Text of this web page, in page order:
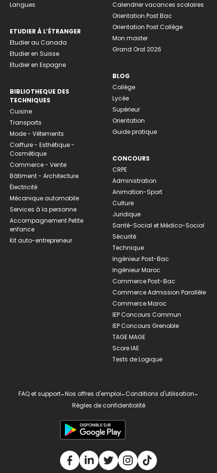
Langues
ETUDIER À L’ÉTRANGER
Etudier au Canada
Etudier en Suisse
Etudier en Espagne
BIBLIOTHEQUE DES
TECHNIQUES
Cuisine
Transports
Mode - Vêtements
Coiffure - Esthétique -
Cosmétique
Commerce - Vente
Bâtiment - Architecture
Électricité
Mécanique automobile
Services à la personne
Accompagnement Petite
enfance
Kit auto-entrepreneur
Calendrier vacances scolaires
Orientation Post Bac
Orientation Post Collège
Mon master
Grand Oral 2026
BLOG
Collège
Lycée
Supérieur
Orientation
Guide pratique
CONCOURS
CRPE
Administration
Animation-Sport
Culture
Juridique
Santé-Social et Médico-Social
Sécurité
Technique
Ingénieur Post-Bac
Ingénieur Maroc
Commerce Post-Bac
Commerce Admission Parallèle
Commerce Maroc
IEP Concours Commun
IEP Concours Grenoble
TAGE MAGE
Score IAE
Tests de Logique
FAQ et support-Nos offres d'emploi-Conditions d'utilisation-
Règles de confidentialité